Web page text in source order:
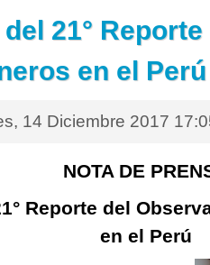
21°
en el Perú
14 Diciembre 2017
NOTA DE
Reporte del
en el Perú